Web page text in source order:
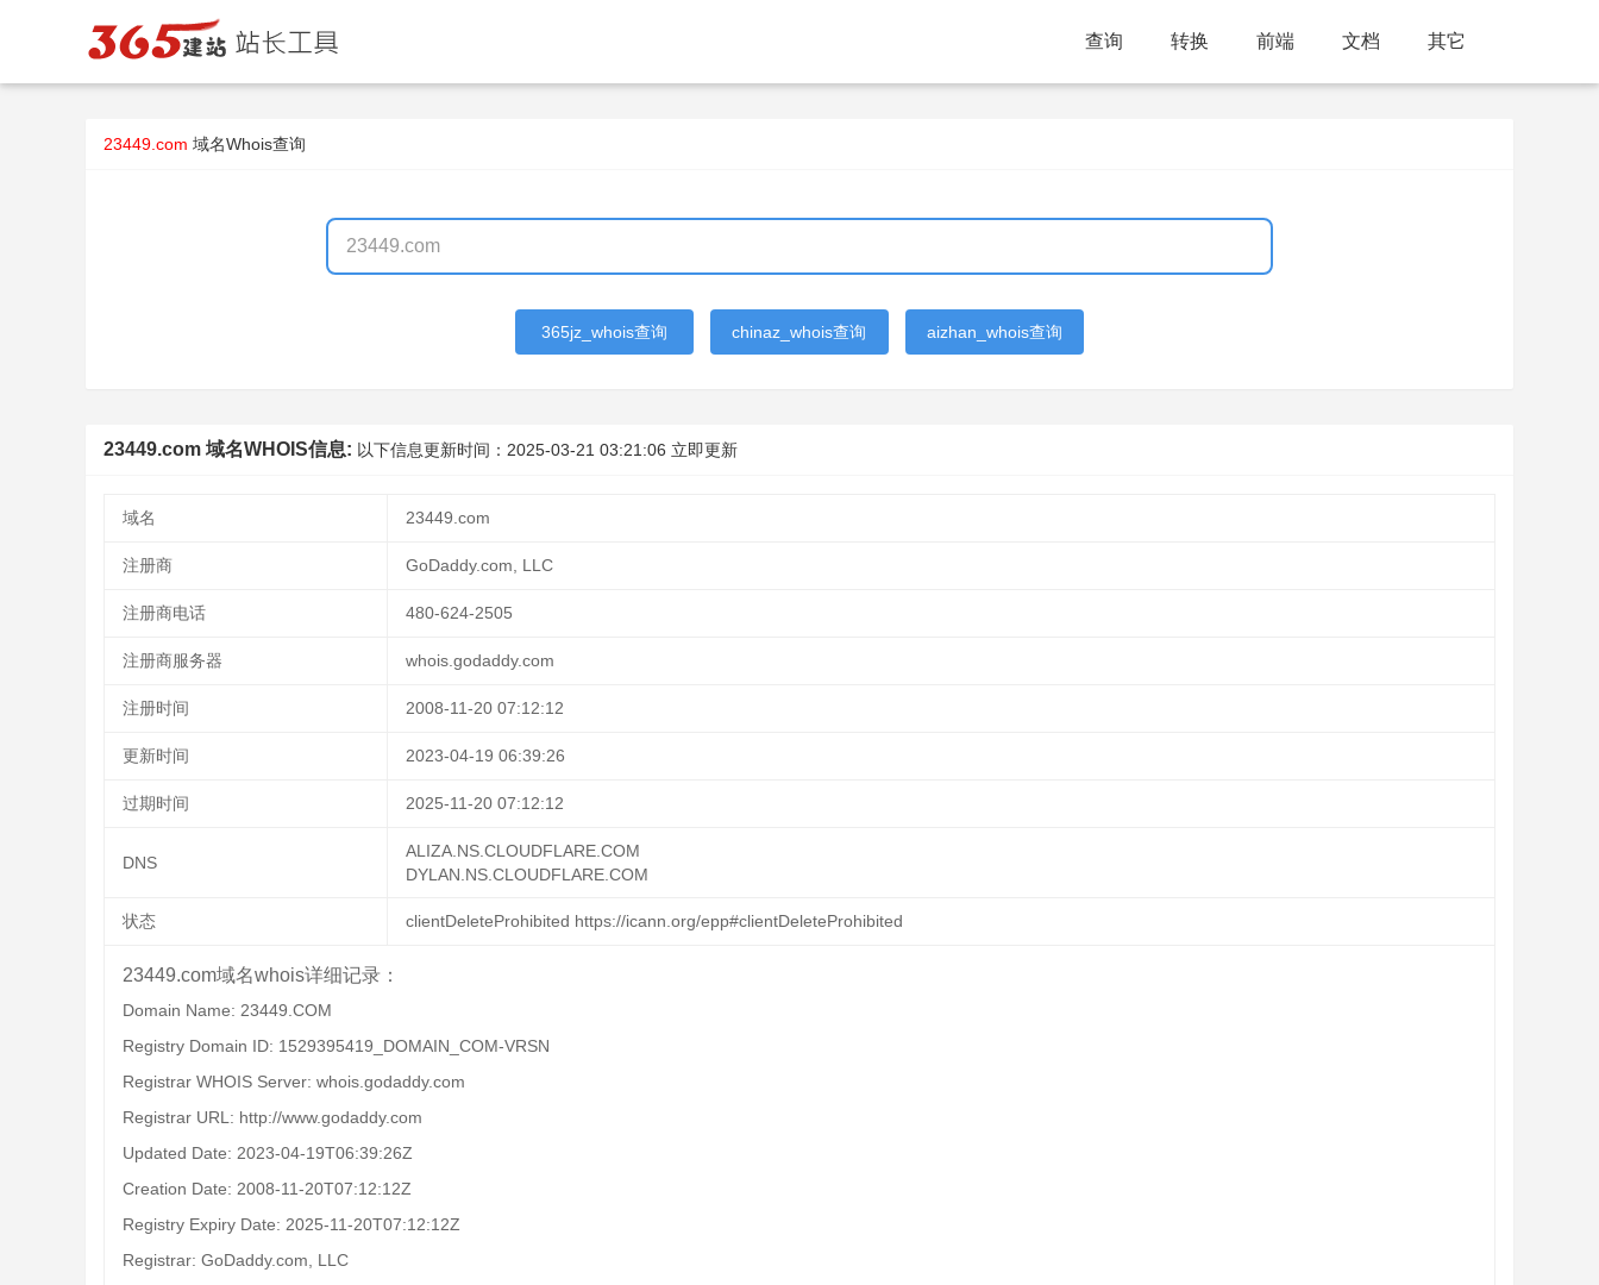
查询 转换 前端 文档 其它
23449.com 域名Whois查询
365jz_whois查询 chinaz_whois查询 aizhan_whois查询
23449.com 域名WHOIS信息: 以下信息更新时间： 2025-03-21 03:21:06 立即更新
域名 23449.com
注册商 GoDaddy.com, LLC
注册商电话 480-624-2505
注册商服务器 whois.godaddy.com
注册时间 2008-11-20 07:12:12
更新时间 2023-04-19 06:39:26
过期时间 2025-11-20 07:12:12
DNS
ALIZA.NS.CLOUDFLARE.COM
DYLAN.NS.CLOUDFLARE.COM
状态 clientDeleteProhibited https://icann.org/epp#clientDeleteProhibited
23449.com域名whois详细记录：
Domain Name: 23449.COM
Registry Domain ID: 1529395419_DOMAIN_COM-VRSN
Registrar WHOIS Server: whois.godaddy.com
Registrar URL: http://www.godaddy.com
Updated Date: 2023-04-19T06:39:26Z
Creation Date: 2008-11-20T07:12:12Z
Registry Expiry Date: 2025-11-20T07:12:12Z
Registrar: GoDaddy.com, LLC